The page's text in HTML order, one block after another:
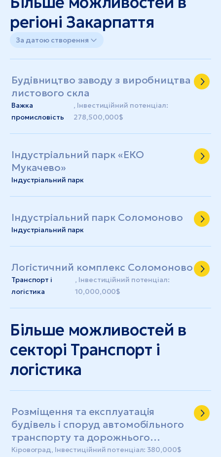
регіоні Закарпаття
За датою створення
Будівництво заводу з виробництва
листового скла
Важка
промисловість
, Інвестиційний потенціал:
278,500,000$
Індустріальний парк «ЕКО
Мукачево»
Індустріальний парк
Індустріальний парк Соломоново
Індустріальний парк
Логістичний комплекс Соломоново
Транспорт і
логістика
, Інвестиційний потенціал:
10,000,000$
Більше можливостей в
секторі Транспорт і
логістика
Розміщення та експлуатація
будівель і споруд автомобільного
транспорту та дорожнього
господарства
Кіровоград, Інвестиційний потенціал: 380,000$